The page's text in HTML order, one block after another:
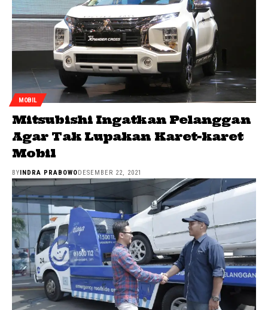
MOBIL
Mitsubishi Ingatkan Pelanggan
Agar Tak Lupakan Karet-karet
Mobil
BYINDRA PRABOWODESEMBER 22, 2021